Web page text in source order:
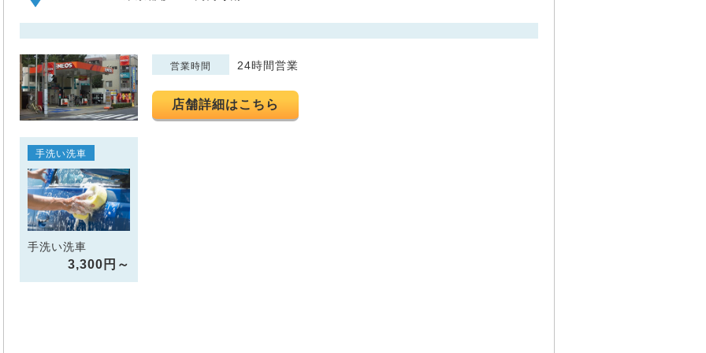
営業時間 24時間営業
店舗詳細はこちら
手洗い洗車
手洗い洗車
3,300円～